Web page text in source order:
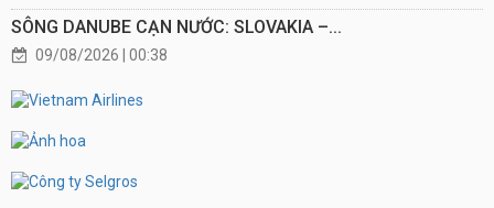
SÔNG DANUBE CẠN NƯỚC: SLOVAKIA –...
09/08/2026 | 00:38